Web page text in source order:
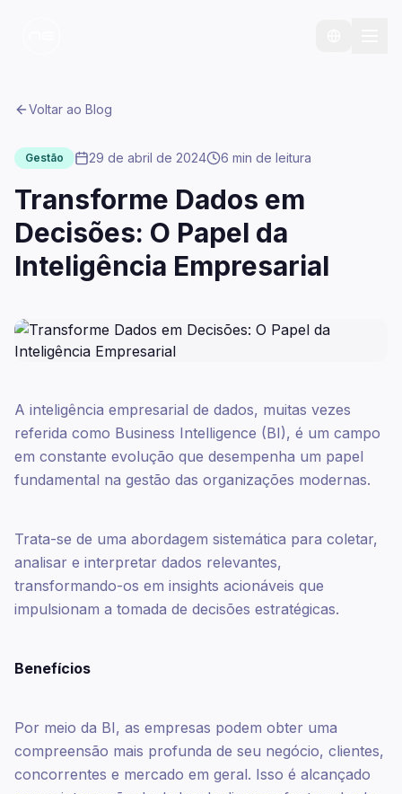
Voltar ao Blog
Gestão 29 de abril de 2024 6 min de leitura
Transforme Dados em
Decisões: O Papel da
Inteligência Empresarial
A inteligência empresarial de dados, muitas vezes
referida como Business Intelligence (BI), é um campo
em constante evolução que desempenha um papel
fundamental na gestão das organizações modernas.
Trata-se de uma abordagem sistemática para coletar,
analisar e interpretar dados relevantes,
transformando-os em insights acionáveis que
impulsionam a tomada de decisões estratégicas.
Benefícios
Por meio da BI, as empresas podem obter uma
compreensão mais profunda de seu negócio, clientes,
concorrentes e mercado em geral. Isso é alcançado